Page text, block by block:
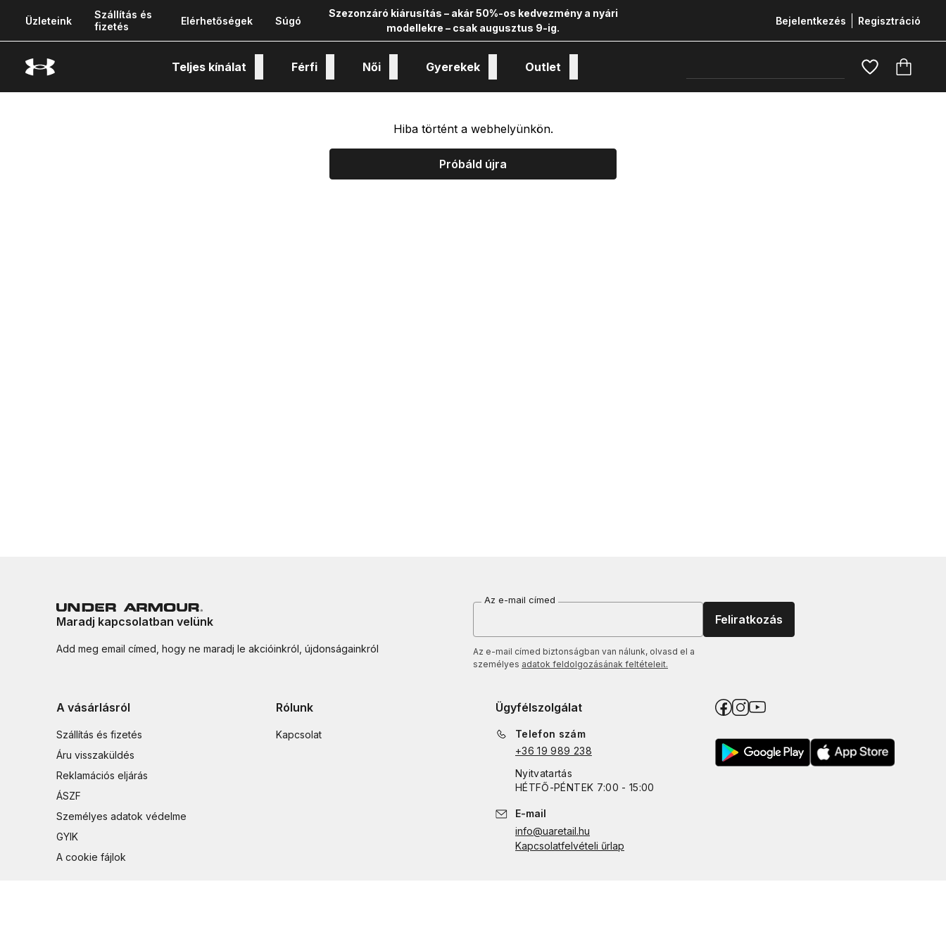
Üzleteink
Szállítás és
fizetés
Elérhetőségek Súgó
Szezonzáró kiárusítás – akár 50%-os kedvezmény a nyári
modellekre – csak augusztus 9-ig.
Bejelentkezés Regisztráció
Teljes kínálat Férfi Női Gyerekek Outlet
Hiba történt a webhelyünkön.
Próbáld újra
Maradj kapcsolatban velünk
Add meg email címed, hogy ne maradj le akcióinkról, újdonságainkról
Az e-mail címed
Feliratkozás
Az e-mail címed biztonságban van nálunk, olvasd el a
személyes adatok feldolgozásának feltételeit.
A vásárlásról
Szállítás és fizetés
Áru visszaküldés
Reklamációs eljárás
ÁSZF
Személyes adatok védelme
GYIK
A cookie fájlok
Rólunk
Kapcsolat
Ügyfélszolgálat
Telefon szám
+36 19 989 238
Nyitvatartás
HÉTFŐ-PÉNTEK 7:00 - 15:00
E-mail
info@uaretail.hu
Kapcsolatfelvételi űrlap